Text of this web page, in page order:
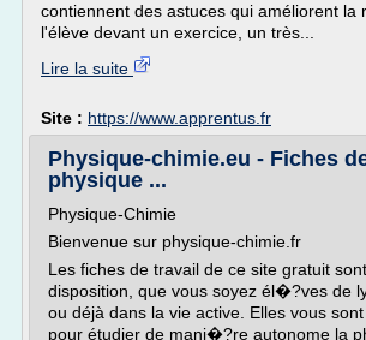
contiennent des astuces qui améliorent la
l'élève devant un exercice, un très...
Lire la suite
Site : https://www.apprentus.fr
Physique-chimie.eu - Fiches
physique ...
Physique-Chimie
Bienvenue sur physique-chimie.fr
Les fiches de travail de ce site gratuit
disposition, que vous soyez él�?ves de
ou déjà dans la vie active. Elles vous
pour étudier de mani�?re autonome la